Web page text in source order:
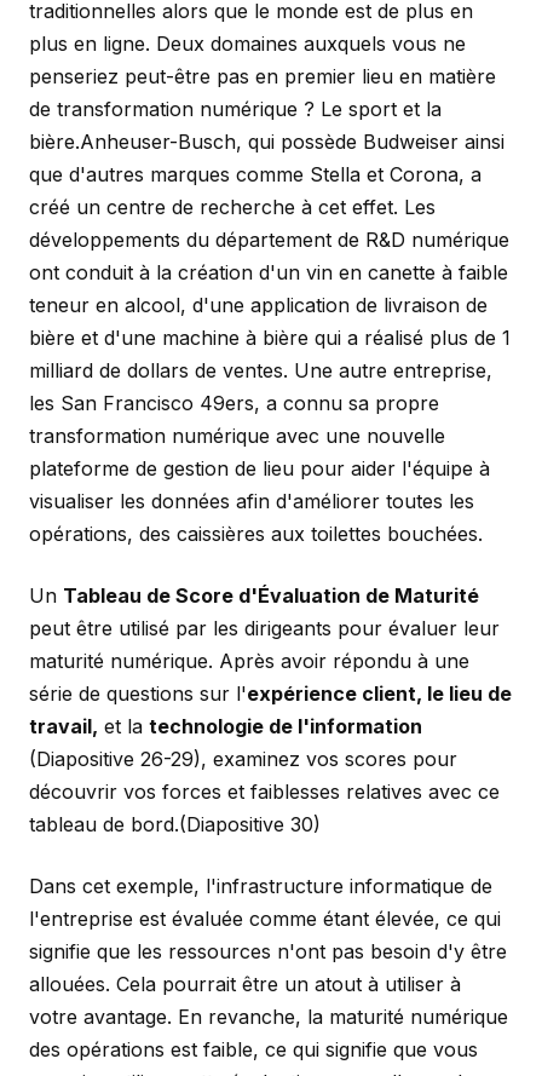
traditionnelles alors que le monde est de plus en
plus en ligne. Deux domaines auxquels vous ne
penseriez peut-être pas en premier lieu en matière
de transformation numérique ? Le sport et la
bière.Anheuser-Busch, qui possède Budweiser ainsi
que d'autres marques comme Stella et Corona, a
créé un centre de recherche à cet effet. Les
développements du département de R&D numérique
ont conduit à la création d'un vin en canette à faible
teneur en alcool, d'une application de livraison de
bière et d'une machine à bière qui a réalisé plus de 1
milliard de dollars de ventes. Une autre entreprise,
les San Francisco 49ers, a connu sa propre
transformation numérique avec une nouvelle
plateforme de gestion de lieu pour aider l'équipe à
visualiser les données afin d'améliorer toutes les
opérations, des caissières aux toilettes bouchées.
Un Tableau de Score d'Évaluation de Maturité
peut être utilisé par les dirigeants pour évaluer leur
maturité numérique. Après avoir répondu à une
série de questions sur l'expérience client, le lieu de
travail, et la technologie de l'information
(Diapositive 26-29), examinez vos scores pour
découvrir vos forces et faiblesses relatives avec ce
tableau de bord.(Diapositive 30)
Dans cet exemple, l'infrastructure informatique de
l'entreprise est évaluée comme étant élevée, ce qui
signifie que les ressources n'ont pas besoin d'y être
allouées. Cela pourrait être un atout à utiliser à
votre avantage. En revanche, la maturité numérique
des opérations est faible, ce qui signifie que vous